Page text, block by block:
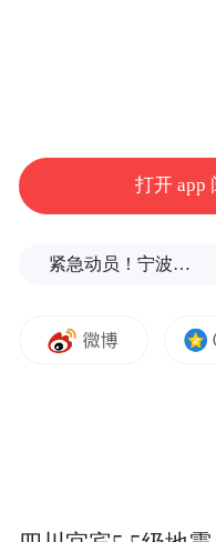
“我家孩子的成绩
长慕名来到中国
会’是我们学校在
打开 app
紧急动员！宁波、温州、金华、舟山、台州、丽水等市市长，发表电视讲话